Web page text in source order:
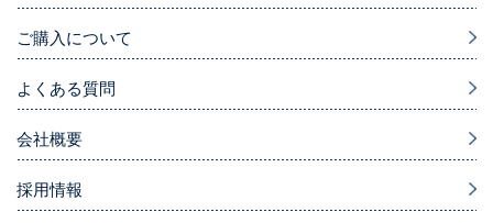
ご購入について
よくある質問
会社概要
採用情報